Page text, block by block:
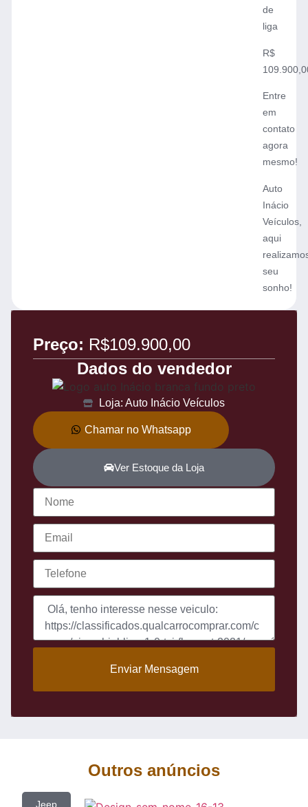
de
liga
R$
Entre
em
contato
agora
mesmo!
Auto
Inácio
Veículos,
aqui
seu
sonho!
Preço: R$109.900,00
Dados do vendedor
Loja: Auto Inácio Veículos
Chamar no Whatsapp
Ver Estoque da Loja
Enviar Mensagem
Outros anúncios
Jeep